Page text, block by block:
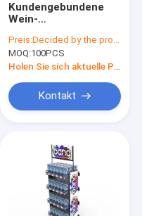
Kundengebundene
Wein-
Getränkebier-
Präsentationsständer-
Knall-Ausstellungen
Preis:Decided by the product specifications
MOQ:100PCS
Holen Sie sich aktuelle Preis
Kontakt